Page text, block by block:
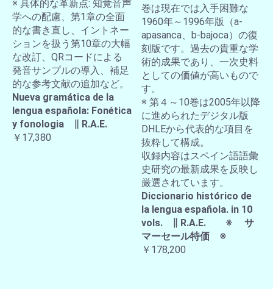
※ 具体的な革新点: 知覚音声
学への配慮、第1章の全面
的な書き直し、イントネー
ションを扱う第10章の大幅
な改訂、QRコードによる
発音サンプルの導入、補足
的な参考文献の追加など。
Nueva gramática de la
lengua española: Fonética
y fonologia ∥ R.A.E.
￥17,380
巻は現在では入手困難な
1960年～1996年版（a-
apasanca、b-bajoca）の復
刻版です。過去の貴重な学
術的成果であり、一次史料
としての価値が高いもので
す。
※ 第４～10巻は2005年以降
に進められたデジタル版
DHLEから代表的な項目を
抜粋して構成。
収録内容はスペイン語語彙
史研究の最新成果を反映し
厳選されています。
Diccionario histórico de
la lengua española. in 10
vols. ∥ R.A.E. ※ サ
マーセール特価 ※
￥178,200